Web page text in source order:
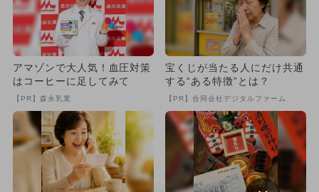
アマゾンで大人気！血圧対策
はコーヒーに足してみて
【PR】森永乳業
宝くじが当たる人にだけ共通
する“ある特徴”とは？
【PR】合同会社デジタルファーム